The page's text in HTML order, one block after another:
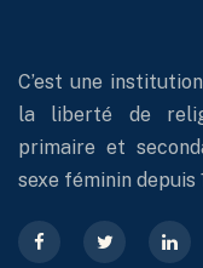
C’est une
la liberté de
primaire et
sexe féminin depuis